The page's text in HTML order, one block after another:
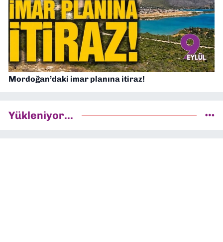
Mordoğan’daki imar planına itiraz!
Yükleniyor...